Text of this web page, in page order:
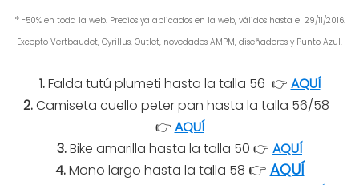
*-50% en toda la web. Precios ya aplicados en la web, válidos hasta el 29/11/2016.
Excepto Vertbaudet, Cyrillus, Outlet, novedades AMPM, diseñadores y Punto Azul.
1.Falda tutú plumeti hasta la talla 56 👉 AQUÍ
2.Camiseta cuello peter pan hasta la talla 56/58
👉 AQUÍ
3.Bike amarilla hasta la talla 50 👉 AQUÍ
4.Mono largo hasta la talla 58 👉 AQUÍ